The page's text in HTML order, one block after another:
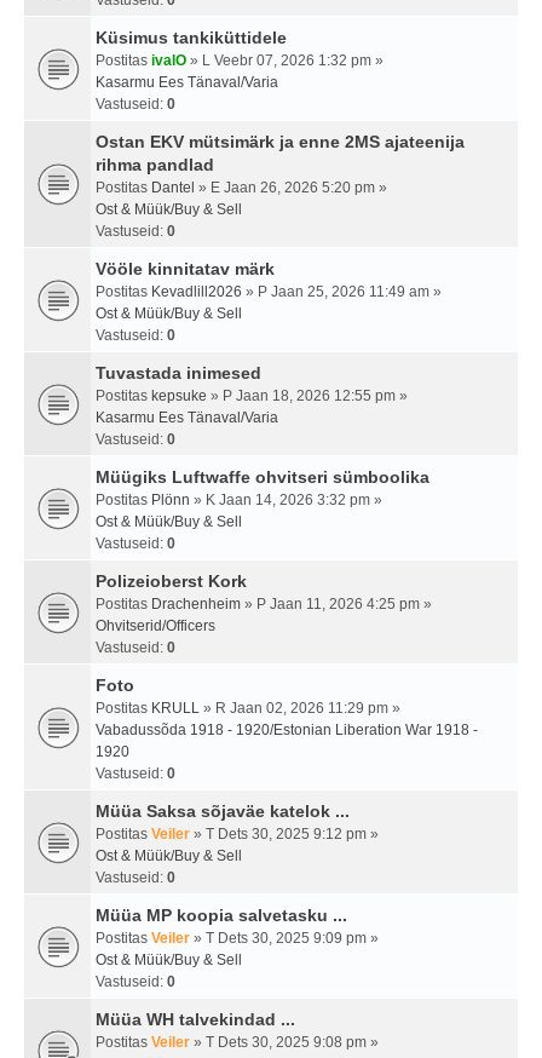
Küsimus tankiküttidele
Postitas ivalO » L Veebr 07, 2026 1:32 pm »
Kasarmu Ees Tänaval/Varia
Vastuseid: 0
Ostan EKV mütsimärk ja enne 2MS ajateenija
rihma pandlad
Postitas Dantel » E Jaan 26, 2026 5:20 pm »
Ost & Müük/Buy & Sell
Vastuseid: 0
Vööle kinnitatav märk
Postitas Kevadlill2026 » P Jaan 25, 2026 11:49 am »
Ost & Müük/Buy & Sell
Vastuseid: 0
Tuvastada inimesed
Postitas kepsuke » P Jaan 18, 2026 12:55 pm »
Kasarmu Ees Tänaval/Varia
Vastuseid: 0
Müügiks Luftwaffe ohvitseri sümboolika
Postitas Plönn » K Jaan 14, 2026 3:32 pm »
Ost & Müük/Buy & Sell
Vastuseid: 0
Polizeioberst Kork
Postitas Drachenheim » P Jaan 11, 2026 4:25 pm »
Ohvitserid/Officers
Vastuseid: 0
Foto
Postitas KRULL » R Jaan 02, 2026 11:29 pm »
Vabadussõda 1918 - 1920/Estonian Liberation War 1918 -
1920
Vastuseid: 0
Müüa Saksa sõjaväe katelok ...
Postitas Veiler » T Dets 30, 2025 9:12 pm »
Ost & Müük/Buy & Sell
Vastuseid: 0
Müüa MP koopia salvetasku ...
Postitas Veiler » T Dets 30, 2025 9:09 pm »
Ost & Müük/Buy & Sell
Vastuseid: 0
Müüa WH talvekindad ...
Postitas Veiler » T Dets 30, 2025 9:08 pm »